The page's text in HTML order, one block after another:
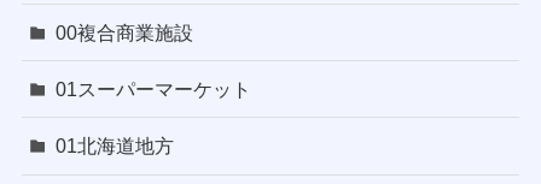
00複合商業施設
01スーパーマーケット
01北海道地方